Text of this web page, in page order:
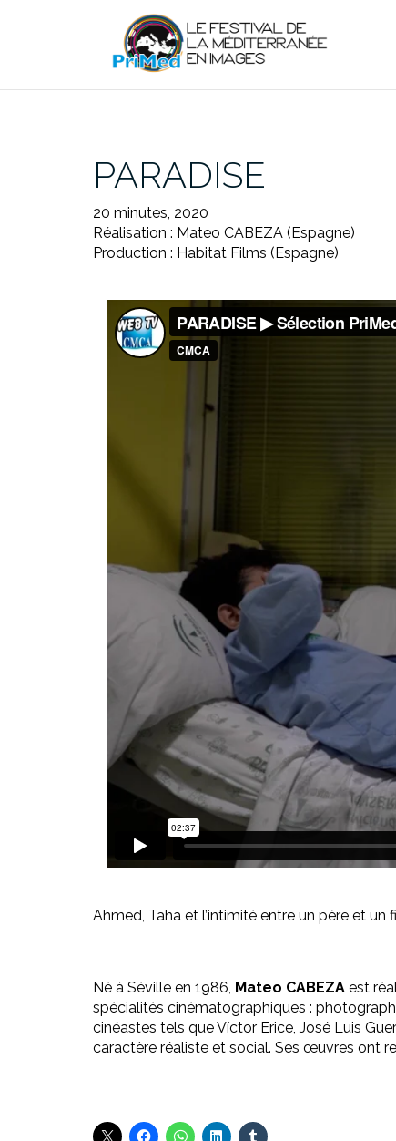
PARADISE
20 minutes, 2020
Réalisation : Mateo CABEZA (Espagne)
Production : Habitat Films (Espagne)
Ahmed, Taha et l’intimité entre un père et
Né à Séville en 1986, Mateo CABEZA est
spécialités cinématographiques :
cinéastes tels que Víctor Erice, José Luis
caractère réaliste et social. Ses œuvres ont